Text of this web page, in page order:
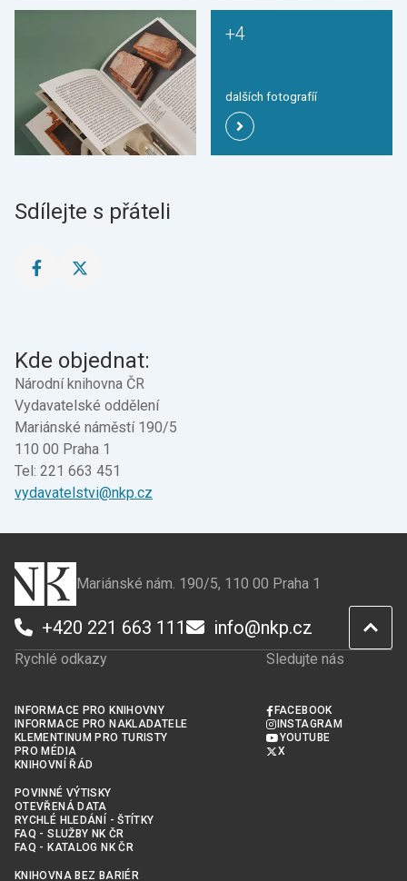
+4
dalších fotografíí
Sdílejte s přáteli
Sdílet
Sdílet
Kde objednat:
Národní knihovna ČR
Vydavatelské oddělení
Mariánské náměstí 190/5
110 00 Praha 1
Tel: 221 663 451
vydavatelstvi@nkp.cz
Mariánské nám. 190/5, 110 00 Praha 1
+420 221 663 111 info@nkp.cz
Rychlé odkazy
INFORMACE PRO KNIHOVNY
INFORMACE PRO NAKLADATELE
KLEMENTINUM PRO TURISTY
PRO MÉDIA
KNIHOVNÍ ŘÁD
POVINNÉ VÝTISKY
OTEVŘENÁ DATA
RYCHLÉ HLEDÁNÍ - ŠTÍTKY
FAQ - SLUŽBY NK ČR
FAQ - KATALOG NK ČR
KNIHOVNA BEZ BARIÉR
Sledujte nás
FACEBOOK
INSTAGRAM
YOUTUBE
X